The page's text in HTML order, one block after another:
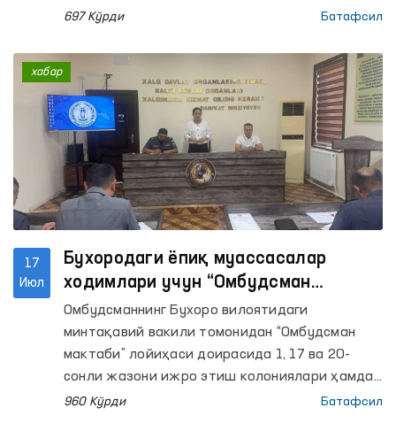
ҳибсхонасида сақланаётган шахсларнинг
тарқалган ҳамда Омбудсман томонидан
ҳолатни ўрганиш сўралган хабарлар юзасидан
қуйидагилар маълум қилинади.
697 Кўрди Батафсил
17
Июл
Бухородаги ёпиқ муассасалар
ходимлари учун “Омбудсман
мактаби” тадбирлари ўтказилди
Омбудсманнинг Бухоро вилоятидаги
минтақавий вакили томонидан “Омбудсман
мактаби” лойиҳаси доирасида 1, 17 ва 20-
сонли жазони ижро этиш колониялари ҳамда
4-сонли тергов ҳибсхонаси маъмурияти
960 Кўрди Батафсил
хабар